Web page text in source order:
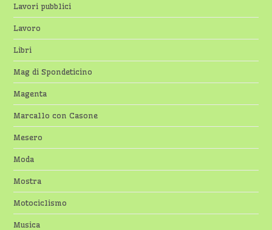
Lavori pubblici
Lavoro
Libri
Mag di Spondeticino
Magenta
Marcallo con Casone
Mesero
Moda
Mostra
Motociclismo
Musica